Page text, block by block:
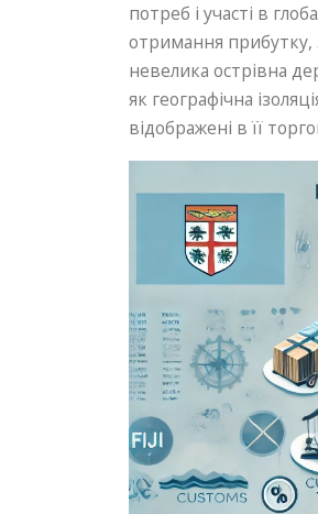
потреб і участі в
отримання прибутку,
невелика острівна
як географічна
відображені в її